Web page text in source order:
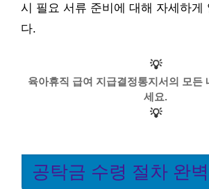
시 필요 서류 준비에 대해 자세하게
다.
💡
육아휴직 급여 지급결정통지서의 모든
세요.
💡
공탁금 수령 절차 완